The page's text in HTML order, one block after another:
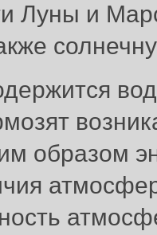
Луны и
образом